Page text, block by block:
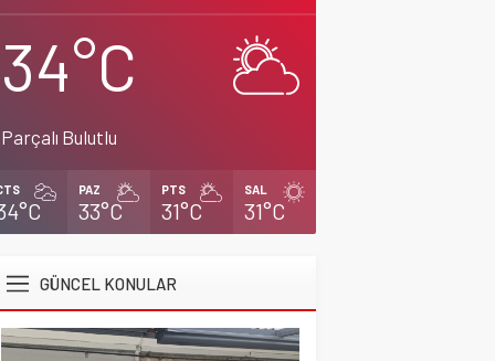
34°C
Parçalı Bulutlu
PAZ
33°C
PTS
31°C
SAL
31°C
GÜNCEL KONULAR